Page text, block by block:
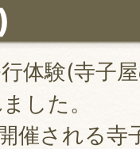
体験(寺子
した。
催される寺